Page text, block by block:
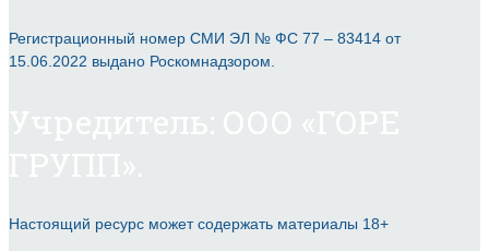
Регистрационный номер СМИ ЭЛ № ФС 77 – 83414 от
15.06.2022 выдано Роскомнадзором.
Настоящий ресурс может содержать материалы 18+